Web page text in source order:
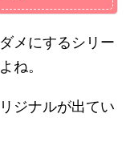
メにするシリー
ね。
ジナルが出てい